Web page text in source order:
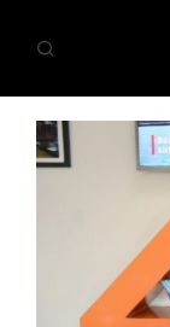
ANASAYFA
SİYASET
EKONOMİ
GÜNDEM